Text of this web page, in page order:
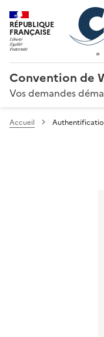
RÉPUBLIQUE
FRANÇAISE
Convention de
Vos demandes
Accueil